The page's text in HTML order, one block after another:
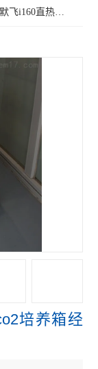
i160直热式CO2培养箱
培养箱经